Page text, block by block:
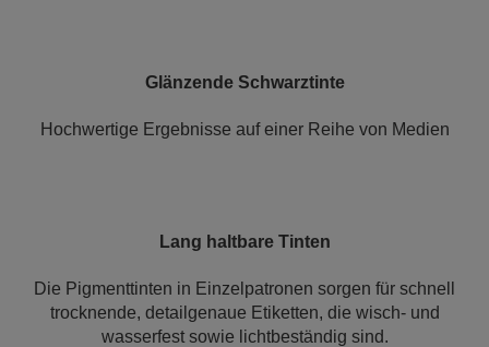
Glänzende Schwarztinte
Hochwertige Ergebnisse auf einer Reihe von Medien
Lang haltbare Tinten
Die Pigmenttinten in Einzelpatronen sorgen für schnell
trocknende, detailgenaue Etiketten, die wisch- und
wasserfest sowie lichtbeständig sind.